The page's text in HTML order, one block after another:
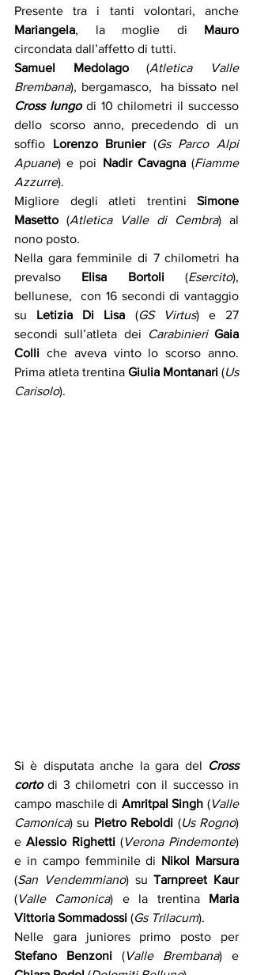
Mariangela, la moglie di Mauro
circondata dall’affetto di tutti.
Samuel Medolago (Atletica Valle
Brembana
Cross lungo di 10 chilometri il successo
dello scorso anno, precedendo di un
soffio Lorenzo Brunier (Gs Parco Alpi
Apuane) e poi Nadir Cavagna (Fiamme
Azzurre).
Migliore degli atleti trentini Simone
Masetto (Atletica Valle di Cembra) al
nono posto.
Nella gara femminile di 7 chilometri ha
prevalso Elisa Bortoli (Esercito),
bellunese,  con 16 secondi di vantaggio
su Letizia Di Lisa (GS Virtus) e 27
secondi sull’atleta dei
Carabinieri Gaia
Colli che aveva vinto lo scorso anno.
Prima atleta trentina Giulia Montanari (Us
Carisolo).
Si è disputata anche la gara del Cross
corto di 3 chilometri con il successo in
campo maschile di Amritpal Singh (Valle
Camonica) su Pietro Reboldi (Us Rogno)
e Alessio Righetti (Verona Pindemonte)
e in campo femminile di Nikol Marsura
(San Vendemmiano) su Tarnpreet Kaur
(Valle Camonica) e la trentina Maria
Vittoria Sommadossi (Gs Trilacum).
Stefano Benzoni (Valle Brembana